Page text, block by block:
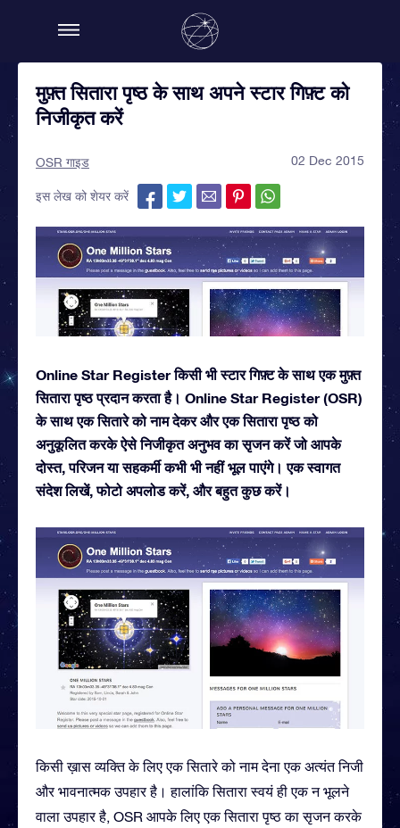
मुफ़्त सितारा पृष्ठ के साथ अपने स्टार गिफ़्ट को
निजीकृत करें
OSR गाइड 02 Dec 2015
इस लेख को शेयर करें
Online Star Register किसी भी स्टार गिफ़्ट के साथ एक मुफ़्त
सितारा पृष्ठ प्रदान करता है। Online Star Register (OSR)
के साथ एक सितारे को नाम देकर और एक सितारा पृष्ठ को
अनुकूलित करके ऐसे निजीकृत अनुभव का सृजन करें जो आपके
दोस्त, परिजन या सहकर्मी कभी भी नहीं भूल पाएंगे। एक स्वागत
संदेश लिखें, फोटो अपलोड करें, और बहुत कुछ करें।
किसी ख़ास व्यक्ति के लिए एक सितारे को नाम देना एक अत्यंत निजी
और भावनात्मक उपहार है। हालांकि सितारा स्वयं ही एक न भूलने
वाला उपहार है, OSR आपके लिए एक सितारा पृष्ठ का सृजन करके